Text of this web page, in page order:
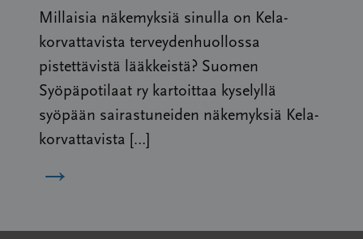
Millaisia näkemyksiä sinulla on Kela-
korvattavista terveydenhuollossa
pistettävistä lääkkeistä? Suomen
Syöpäpotilaat ry kartoittaa kyselyllä
syöpään sairastuneiden näkemyksiä Kela-
korvattavista […]
→